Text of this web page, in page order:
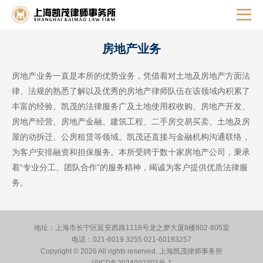
房地产业务
房地产业务一直是本所的优势业务，凭借着对土地及房地产方面法
律、法规的熟悉了解以及优秀的房地产律师队伍在该领域内积累了
丰富的经验。凯茂的法律服务广及土地使用权收购、房地产开发、
房地产经营、房地产金融、建筑工程、二手房交易买卖、土地及房
屋的动拆迁、公房租赁等领域。凯茂还直接与金融机构沟通联络，
为客户安排融资和担保服务。本所受聘于数十家房地产公司，秉承
着“专业分工、团队合作”的服务精神，竭诚为客户提供优质法律服
务。
地址：上海市长宁区延安西路1118号龙之梦大厦8楼802-805室
电话：021-6019 3255 021-60193257
Copyright © 2026 All rights reserved.
上海凯茂律师事务所